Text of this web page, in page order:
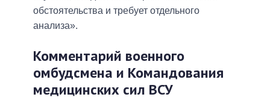
обстоятельства и требует отдельного
анализа».
Комментарий военного
омбудсмена и Командования
медицинских сил ВСУ